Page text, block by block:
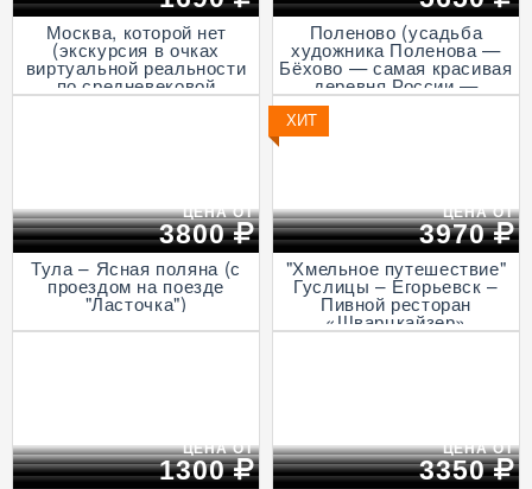
Москва, которой нет
(экскурсия в очках
виртуальной реальности
по средневековой
столице, пешеходная)
Поленово (усадьба
художника Поленова —
Бёхово — самая красивая
деревня России —
Итальянская ротонда в
Подмоклово, с прогулкой
на теплоходе по Оке)
ЦЕНА ОТ
3800
Тула – Ясная поляна (с
проездом на поезде
"Ласточка")
ХИТ
ЦЕНА ОТ
3970
"Хмельное путешествие"
Гуслицы – Егорьевск –
Пивной ресторан
«Шварцкайзер»
ЦЕНА ОТ
1300
ЦЕНА ОТ
3350